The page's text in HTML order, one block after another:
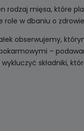
mięsa, które
role w dbaniu o
obserwujemy,
–
składniki,